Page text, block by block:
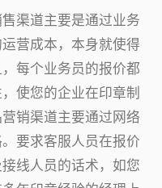
渠道主要是通过业务
营成本，本身就使得
每个业务员的报价都
使您的企业在印章制
销渠道主要通过网络
要求客服人员在报价
线人员的话术，如您